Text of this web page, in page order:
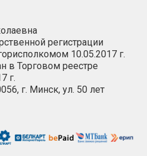
регистрации
10.05.2017 г.
в Торговом реестре
г.
г. Минск, ул. 50 лет